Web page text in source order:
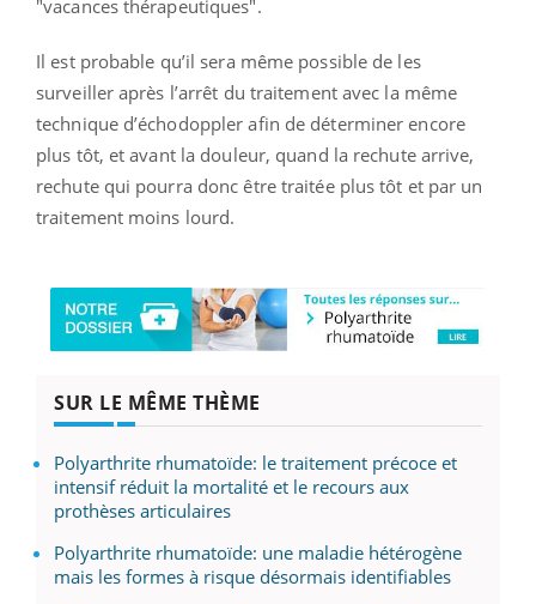
"vacances thérapeutiques".
Il est probable qu’il sera même possible de les
surveiller après l’arrêt du traitement avec la même
technique d’échodoppler afin de déterminer encore
plus tôt, et avant la douleur, quand la rechute arrive,
rechute qui pourra donc être traitée plus tôt et par un
traitement moins lourd.
SUR LE MÊME THÈME
Polyarthrite rhumatoïde: le traitement précoce et
intensif réduit la mortalité et le recours aux
prothèses articulaires
Polyarthrite rhumatoïde: une maladie hétérogène
mais les formes à risque désormais identifiables